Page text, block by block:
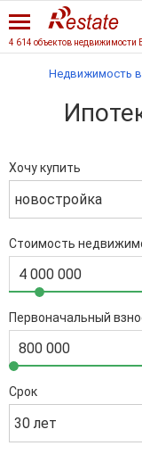
4 614 объектов недвижимости
Недвижимость
Хочу купить
новостройка
Стоимость
Первоначальный
Срок
30 лет